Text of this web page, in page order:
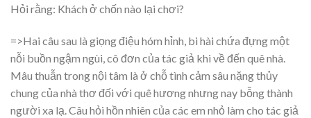
Hỏi rằng: Khách ở chốn nào lại chơi?
=>Hai câu sau là giọng điệu hóm hỉnh, bi hài chứa đựng một
nỗi buồn ngậm ngùi, cô đơn của tác giả khi về đến quê nhà.
Mâu thuẫn trong nội tâm là ở chỗ tình cảm sâu nặng thủy
chung của nhà thơ đối với quê hương nhưng nay bỗng thành
người xa lạ. Câu hỏi hồn nhiên của các em nhỏ làm cho tác giả